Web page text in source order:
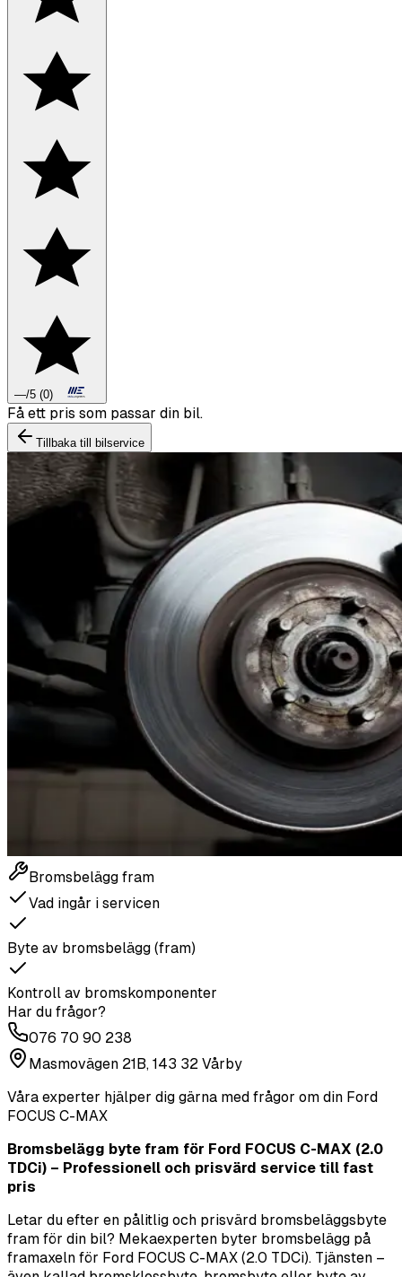
—/5 (0)
Boka däckbyte eller montering inför vintern.
Tillbaka till bilservice
Bromsbelägg fram
Vad ingår i servicen
Byte av bromsbelägg (fram)
Kontroll av bromskomponenter
Har du frågor?
076 70 90 238
Masmovägen 21B, 143 32 Vårby
Våra experter hjälper dig gärna med frågor om din Ford
FOCUS C-MAX
Bromsbelägg byte fram för Ford FOCUS C-MAX (2.0
TDCi) – Professionell och prisvärd service till fast
pris
Letar du efter en pålitlig och prisvärd bromsbeläggsbyte
fram för din bil? Mekaexperten byter bromsbelägg på
framaxeln för Ford FOCUS C-MAX (2.0 TDCi). Tjänsten –